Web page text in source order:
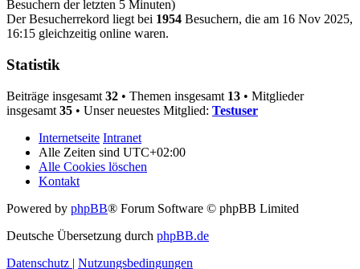
Besuchern der letzten 5 Minuten)
Der Besucherrekord liegt bei 1954 Besuchern, die am 16 Nov 2025,
16:15 gleichzeitig online waren.
Statistik
Beiträge insgesamt 32 • Themen insgesamt 13 • Mitglieder
insgesamt 35 • Unser neuestes Mitglied: Testuser
Internetseite Intranet
Alle Zeiten sind UTC+02:00
Alle Cookies löschen
Kontakt
Powered by phpBB® Forum Software © phpBB Limited
Deutsche Übersetzung durch phpBB.de
Datenschutz | Nutzungsbedingungen